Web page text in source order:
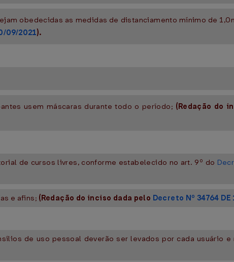
obedecidas as medidas de distanciamento mínimo de
09/2021).
usem máscaras durante todo o período; (Redação do
de cursos livres, conforme estabelecido no art. 9º do
e afins; (Redação do inciso dada pelo Decreto Nº 34764
de uso pessoal deverão ser levados por cada usuário e